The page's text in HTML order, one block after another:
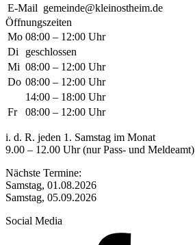
E-Mail gemeinde@kleinostheim.de
Öffnungszeiten
Mo 08:00 – 12:00 Uhr
Di
geschlossen
Mi 08:00 – 12:00 Uhr
Do 08:00 – 12:00 Uhr
14:00 – 18:00 Uhr
Fr
08:00 – 12:00 Uhr
i. d. R. jeden 1. Samstag im Monat
9.00 – 12.00 Uhr (nur Pass- und Meldeamt)
Nächste Termine:
Samstag, 01.08.2026
Samstag, 05.09.2026
Social Media